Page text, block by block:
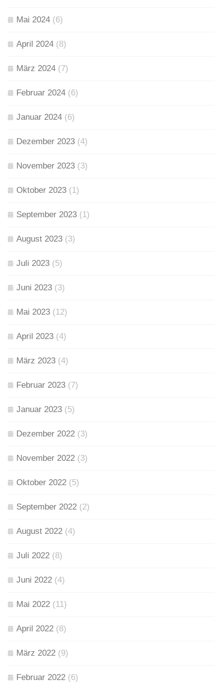
Mai 2024 (6)
April 2024 (8)
März 2024 (7)
Februar 2024 (6)
Januar 2024 (6)
Dezember 2023 (4)
November 2023 (3)
Oktober 2023 (1)
September 2023 (1)
August 2023 (3)
Juli 2023 (5)
Juni 2023 (3)
Mai 2023 (12)
April 2023 (4)
März 2023 (4)
Februar 2023 (7)
Januar 2023 (5)
Dezember 2022 (3)
November 2022 (3)
Oktober 2022 (5)
September 2022 (2)
August 2022 (4)
Juli 2022 (8)
Juni 2022 (4)
Mai 2022 (11)
April 2022 (8)
März 2022 (9)
Februar 2022 (6)